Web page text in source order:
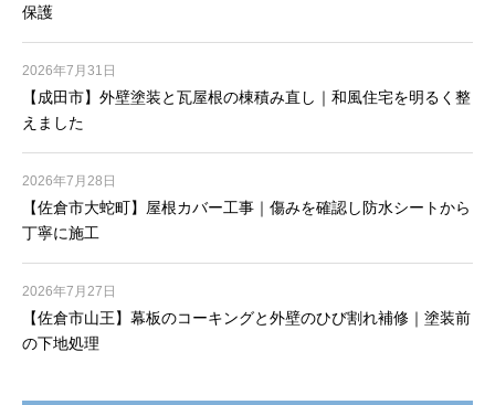
保護
【成田市】外壁塗装と瓦屋根の棟積み直し｜和風住宅を明るく整
えました
2026年7月31日
【佐倉市大蛇町】屋根カバー工事｜傷みを確認し防水シートから
丁寧に施工
2026年7月28日
【佐倉市山王】幕板のコーキングと外壁のひび割れ補修｜塗装前
の下地処理
2026年7月27日